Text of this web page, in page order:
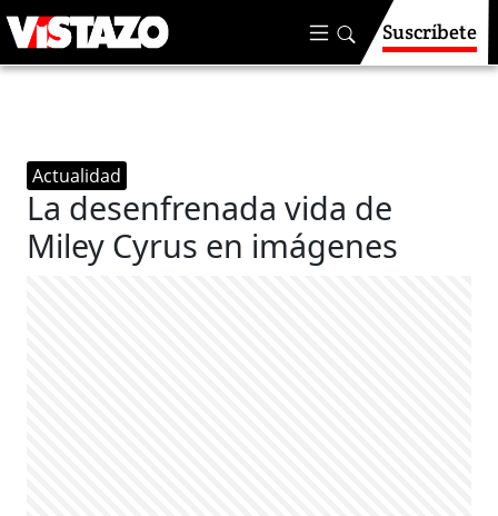
Suscríbete
Actualidad
La desenfrenada vida de
Miley Cyrus en imágenes